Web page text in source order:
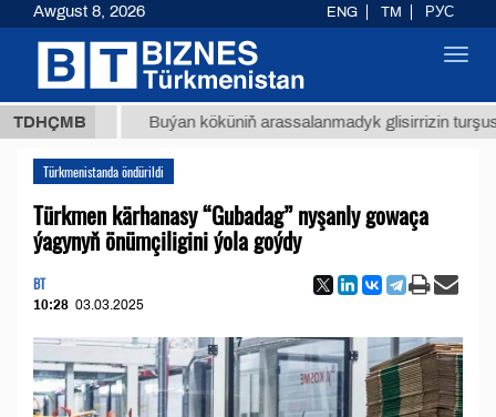
TDHÇMB
ТМТ Buýan köküniň arassalanmadyk glisirrizin turşusy (t.)
Türkmenistanda öndürildi
Türkmen kärhanasy “Gubadag” nyşanly gowaça
ýagynyň önümçiligini ýola goýdy
BT
10:28 03.03.2025
Awgust 8, 2026 ENG TM РУС